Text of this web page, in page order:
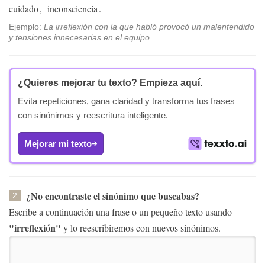
cuidado, inconsciencia.
Ejemplo: La irreflexión con la que habló provocó un malentendido
y tensiones innecesarias en el equipo.
¿Quieres mejorar tu texto? Empieza aquí.
Evita repeticiones, gana claridad y transforma tus frases
con sinónimos y reescritura inteligente.
Mejorar mi texto
2 ¿No encontraste el sinónimo que buscabas?
Escribe a continuación una frase o un pequeño texto usando
"irreflexión" y lo reescribiremos con nuevos sinónimos.